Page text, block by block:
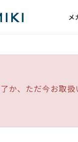
メ
か、ただ今お取扱